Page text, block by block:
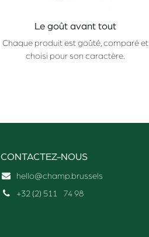
Le goût avant tout
Chaque produit est goûté, comparé et
choisi pour son caractère.
CONTACTEZ-NOUS
hello@champ.brussels
+32 (2) 511
74 98